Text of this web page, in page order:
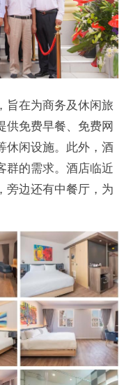
旨在为商务及休闲旅
供免费早餐、免费网
休闲设施。此外，酒
群的需求。酒店临近
旁边还有中餐厅，为